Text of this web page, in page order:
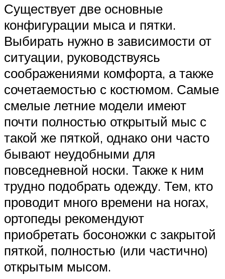
Существует две основные
конфигурации мыса и пятки.
Выбирать нужно в зависимости от
ситуации, руководствуясь
соображениями комфорта, а также
сочетаемостью с костюмом. Самые
смелые летние модели имеют
почти полностью открытый мыс с
такой же пяткой, однако они часто
бывают неудобными для
повседневной носки. Также к ним
трудно подобрать одежду. Тем, кто
проводит много времени на ногах,
ортопеды рекомендуют
приобретать босоножки с закрытой
пяткой, полностью (или частично)
открытым мысом.